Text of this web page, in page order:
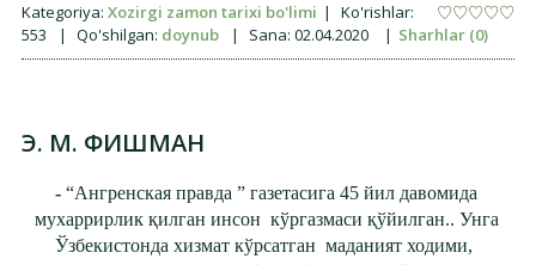
Kategoriya: Xozirgi zamon tarixi bo'limi |
Ko'rishlar:
553
| Qo'shilgan: doynub | Sana: 02.04.2020 | Sharhlar (0)
Э. М. ФИШМАН
- “Ангренская правда ” газетасига 45 йил давомида
мухаррирлик қилган инсон кўргазмаси қўйилган.. Унга
Ўзбекистонда хизмат кўрсатган маданият ходими,